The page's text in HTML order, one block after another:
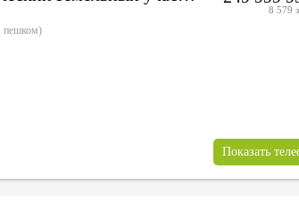
пешком)
8 579
Показать